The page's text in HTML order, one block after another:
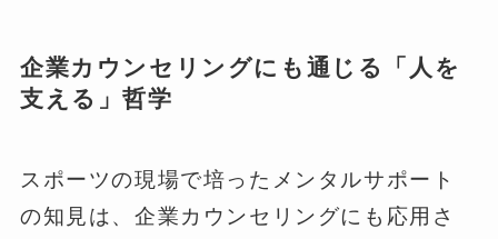
企業カウンセリングにも通じる「人を
支える」哲学
スポーツの現場で培ったメンタルサポート
の知見は、企業カウンセリングにも応用さ